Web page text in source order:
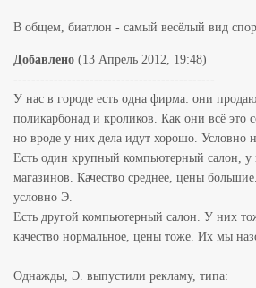
В общем, биатлон - самый весёлый вид
Добавлено (13 Апрель 2012, 19:48)
---------------------------------------------
У нас в городе есть одна фирма: они
поликарбонад и кроликов. Как они всё это
но вроде у них дела идут хорошо. Условно
Есть один крупный компьютерный салон, у
магазинов. Качество среднее, цены
условно Э.
Есть другой компьютерный салон. У них
качество нормальное, цены тоже. Их мы
Однажды, Э. выпустили рекламу, типа: